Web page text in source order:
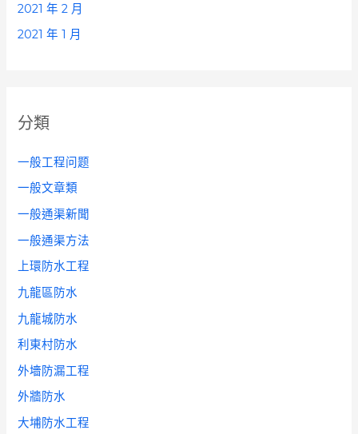
2021 年 2 月
2021 年 1 月
分類
一般工程问题
一般文章類
一般通渠新聞
一般通渠方法
上環防水工程
九龍區防水
九龍城防水
利東村防水
外墻防漏工程
外牆防水
大埔防水工程